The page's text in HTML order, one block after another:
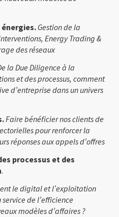
Gestion de la
Energy Trading &
des réseaux
la Due Diligence à la
et des processus, comment
d’entreprise dans un univers
Faire bénéficier nos clients de
pour renforcer la
réponses aux appels d’offres
processus et des
.
le digital et l’exploitation
de l’efficience
modèles d’affaires ?